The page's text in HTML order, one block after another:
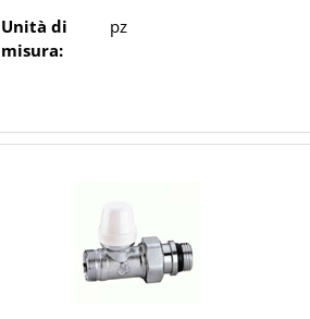
Unità di
misura:
pz